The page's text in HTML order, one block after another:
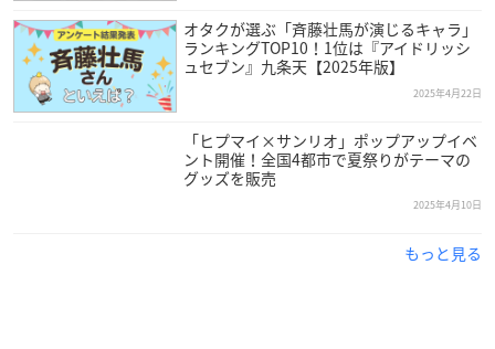
オタクが選ぶ「斉藤壮馬が演じるキャラ」
ランキングTOP10！1位は『アイドリッシ
ュセブン』九条天【2025年版】
2025年4月22日
「ヒプマイ×サンリオ」ポップアップイベ
ント開催！全国4都市で夏祭りがテーマの
グッズを販売
2025年4月10日
もっと見る